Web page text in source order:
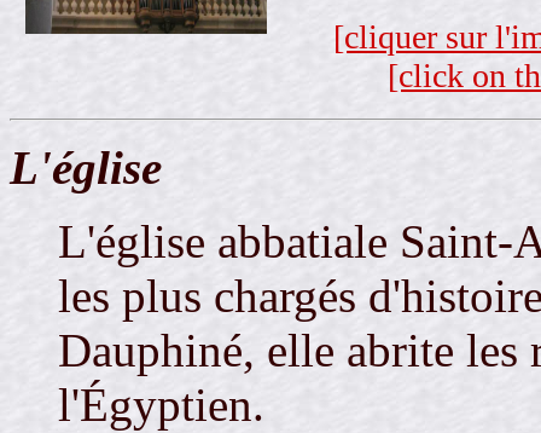
[cliquer sur
[click on
L'église
L'église abbatiale Saint-
les plus chargés
Dauphiné, elle abrite les
l'Égyptien.